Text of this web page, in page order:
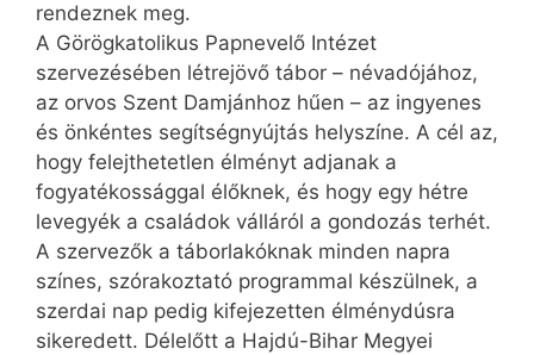
rendeznek meg.
A Görögkatolikus Papnevelő Intézet
szervezésében létrejövő tábor – névadójához,
az orvos Szent Damjánhoz hűen – az ingyenes
és önkéntes segítségnyújtás helyszíne. A cél az,
hogy felejthetetlen élményt adjanak a
fogyatékossággal élőknek, és hogy egy hétre
levegyék a családok válláról a gondozás terhét.
A szervezők a táborlakóknak minden napra
színes, szórakoztató programmal készülnek, a
szerdai nap pedig kifejezetten élménydúsra
sikeredett. Délelőtt a Hajdú-Bihar Megyei